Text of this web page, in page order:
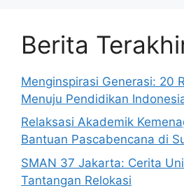
Berita
Menginspirasi Generasi: 20
Menuju Pendidikan
Relaksasi Akademik
Bantuan Pascabencana di
SMAN 37 Jakarta: Cerita
Tantangan Relokasi